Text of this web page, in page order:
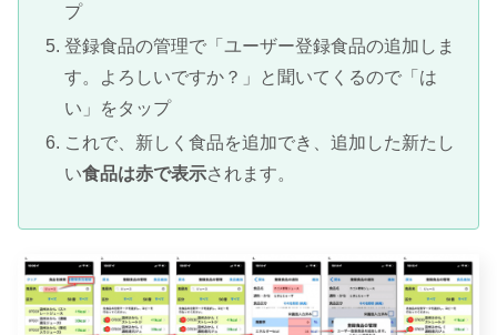
プ
登録食品の管理で「ユーザー登録食品の追加しま
す。よろしいですか？」と聞いてくるので「は
い」をタップ
これで、新しく食品を追加でき、追加した新たし
い食品は赤で表示されます。